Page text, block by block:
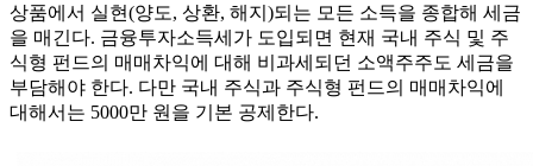
상품에서 실현(양도, 상환, 해지)되는 모든 소득을 종합해 세금
을 매긴다. 금융투자소득세가 도입되면 현재 국내 주식 및 주
식형 펀드의 매매차익에 대해 비과세되던 소액주주도 세금을
부담해야 한다. 다만 국내 주식과 주식형 펀드의 매매차익에
대해서는 5000만 원을 기본 공제한다.